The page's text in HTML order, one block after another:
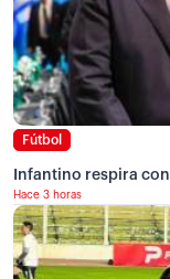
Fútbol
Infantino respira
Hace 3 horas